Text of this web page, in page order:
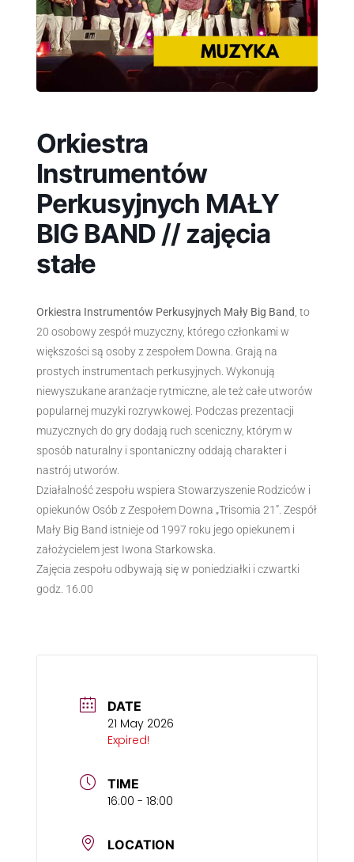
Orkiestra
Instrumentów
Perkusyjnych MAŁY
BIG BAND // zajęcia
stałe
Orkiestra Instrumentów Perkusyjnych Mały Big Band , to
20 osobowy zespół muzyczny, którego członkami w
większości są osoby z zespołem Downa. Grają na
prostych instrumentach perkusyjnych. Wykonują
niewyszukane aranżacje rytmiczne, ale też całe utworów
popularnej muzyki rozrywkowej. Podczas prezentacji
muzycznych do gry dodają ruch sceniczny, którym w
sposób naturalny i spontaniczny oddają charakter i
nastrój utworów.
Działalność zespołu wspiera Stowarzyszenie Rodziców i
opiekunów Osób z Zespołem Downa „Trisomia 21”. Zespół
Mały Big Band istnieje od 1997 roku jego opiekunem i
założycielem jest Iwona Starkowska.
Zajęcia zespołu odbywają się w poniedziałki i czwartki
godz. 16.00
DATE
21 May 2026
Expired!
TIME
16:00 - 18:00
LOCATION